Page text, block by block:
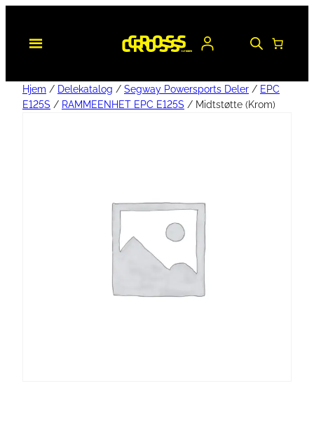
Hjem / Delekatalog / Segway Powersports Deler / EPC
E125S / RAMMEENHET EPC E125S / Midtstøtte (Krom)